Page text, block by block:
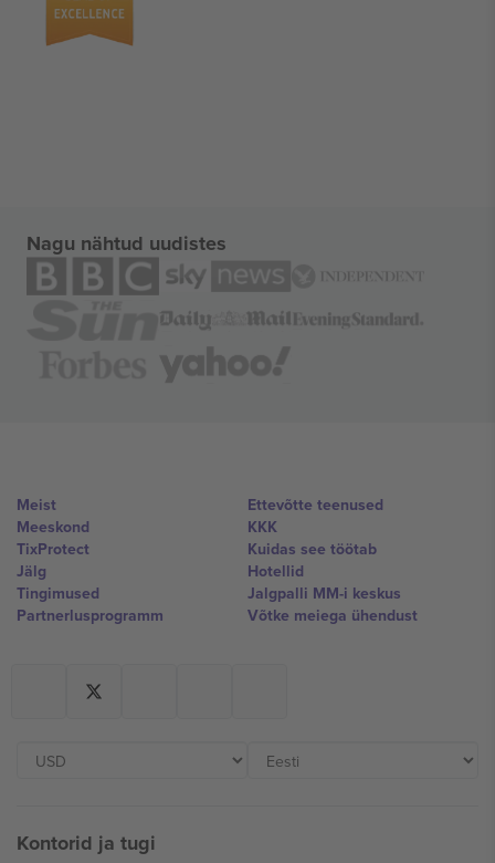
Nagu nähtud uudistes
Meist
Meeskond
TixProtect
Jälg
Tingimused
Partnerlusprogramm
Ettevõtte teenused
KKK
Kuidas see töötab
Hotellid
Jalgpalli MM-i keskus
Võtke meiega ühendust
Kontorid ja tugi